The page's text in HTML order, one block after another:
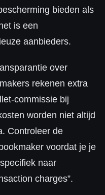
bieden als
is een
aanbieders.
over
rekenen extra
commissie bij
worden niet altijd
Controleer de
voordat je je
naar
charges”.